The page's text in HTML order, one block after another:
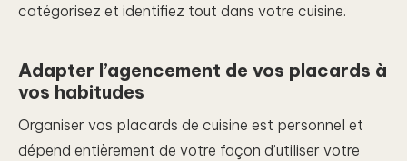
catégorisez et identifiez tout dans votre cuisine.
Adapter l’agencement de vos placards à
vos habitudes
Organiser vos placards de cuisine est personnel et
dépend entièrement de votre façon d’utiliser votre